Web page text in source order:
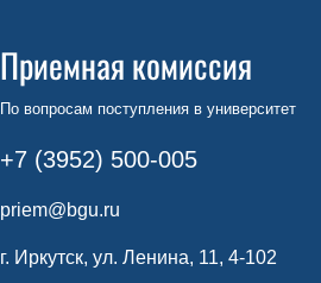
Приемная комиссия
По вопросам поступления в университет
+7 (3952) 500-005
priem@bgu.ru
г. Иркутск, ул. Ленина, 11, 4-102